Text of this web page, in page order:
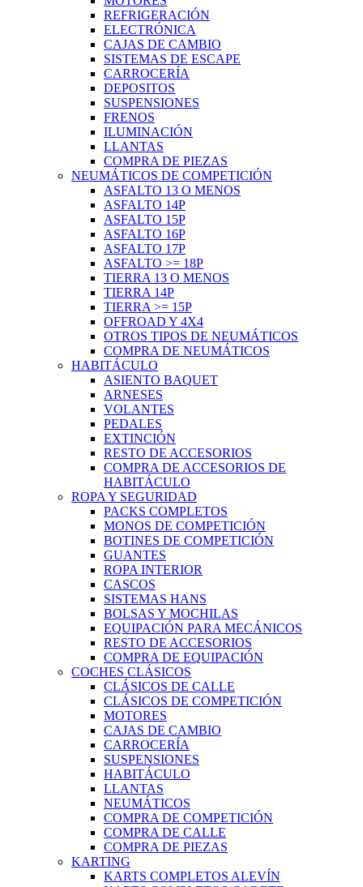
REFRIGERACIÓN
ELECTRÓNICA
CAJAS DE CAMBIO
SISTEMAS DE ESCAPE
CARROCERÍA
DEPOSITOS
SUSPENSIONES
FRENOS
ILUMINACIÓN
LLANTAS
COMPRA DE PIEZAS
NEUMÁTICOS DE COMPETICIÓN
ASFALTO 13 O MENOS
ASFALTO 14P
ASFALTO 15P
ASFALTO 16P
ASFALTO 17P
ASFALTO >= 18P
TIERRA 13 O MENOS
TIERRA 14P
TIERRA >= 15P
OFFROAD Y 4X4
OTROS TIPOS DE NEUMÁTICOS
COMPRA DE NEUMÁTICOS
HABITÁCULO
ASIENTO BAQUET
ARNESES
VOLANTES
PEDALES
EXTINCIÓN
RESTO DE ACCESORIOS
COMPRA DE ACCESORIOS DE
HABITÁCULO
ROPA Y SEGURIDAD
PACKS COMPLETOS
MONOS DE COMPETICIÓN
BOTINES DE COMPETICIÓN
GUANTES
ROPA INTERIOR
CASCOS
SISTEMAS HANS
BOLSAS Y MOCHILAS
EQUIPACIÓN PARA MECÁNICOS
RESTO DE ACCESORIOS
COMPRA DE EQUIPACIÓN
COCHES CLÁSICOS
CLÁSICOS DE CALLE
CLÁSICOS DE COMPETICIÓN
MOTORES
CAJAS DE CAMBIO
CARROCERÍA
SUSPENSIONES
HABITÁCULO
LLANTAS
NEUMÁTICOS
COMPRA DE COMPETICIÓN
COMPRA DE CALLE
COMPRA DE PIEZAS
KARTING
KARTS COMPLETOS ALEVÍN